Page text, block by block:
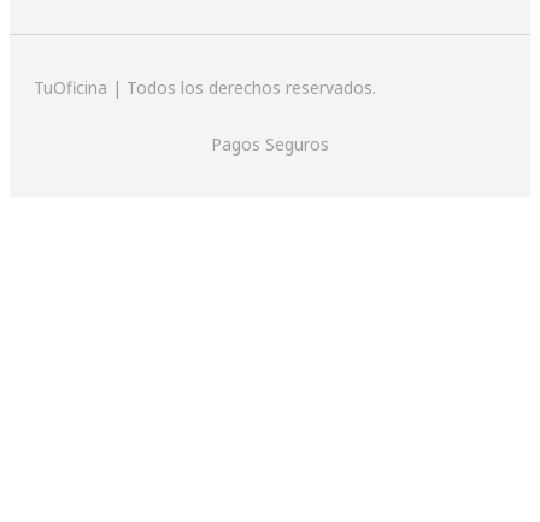
TuOficina | Todos los derechos reservados.
Pagos Seguros